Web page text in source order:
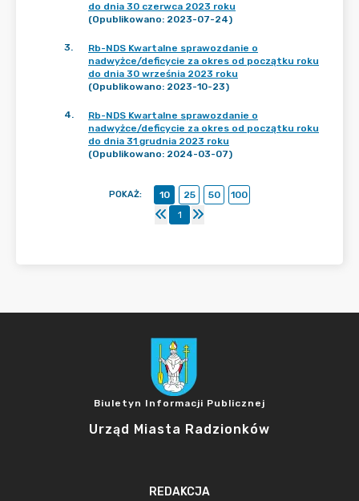
do dnia 30 czerwca 2023 roku
(Opublikowano: 2023-07-24)
3.
Rb-NDS Kwartalne sprawozdanie o
nadwyżce/deficycie za okres od początku roku
do dnia 30 września 2023 roku
(Opublikowano: 2023-10-23)
4.
Rb-NDS Kwartalne sprawozdanie o
nadwyżce/deficycie za okres od początku roku
do dnia 31 grudnia 2023 roku
(Opublikowano: 2024-03-07)
POKAŻ: 10 25 50
100
1
Biuletyn Informacji Publicznej
Urząd Miasta Radzionków
REDAKCJA